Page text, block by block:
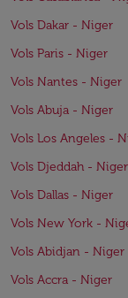
Vols Dakar - Niger
Vols Paris - Niger
Vols Nantes - Niger
Vols Abuja - Niger
Vols Los Angeles -
Vols Djeddah - Niger
Vols Dallas - Niger
Vols New York -
Vols Abidjan - Niger
Vols Accra - Niger